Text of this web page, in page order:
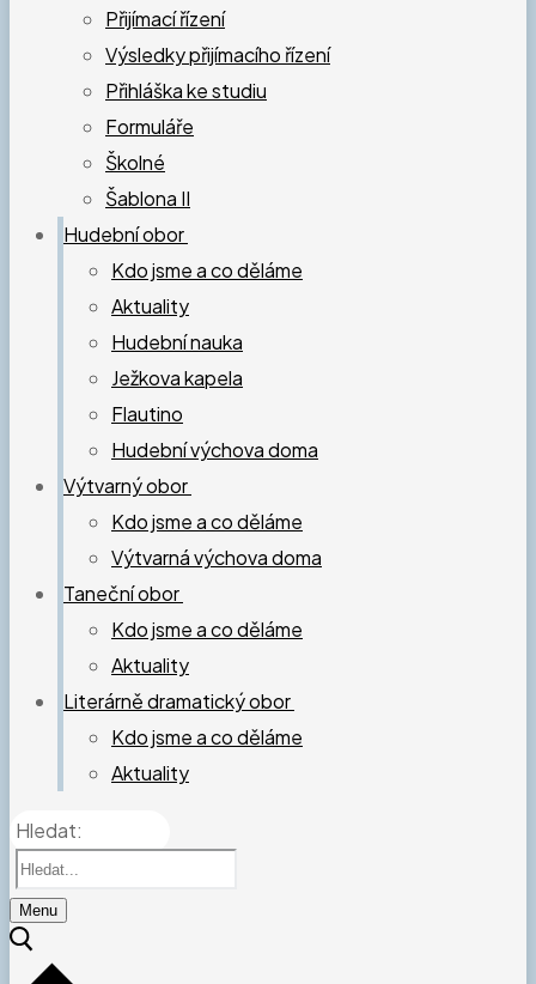
Přijímací řízení
Výsledky přijímacího řízení
Přihláška ke studiu
Formuláře
Školné
Šablona II
Hudební obor
Kdo jsme a co děláme
Aktuality
Hudební nauka
Ježkova kapela
Flautino
Hudební výchova doma
Výtvarný obor
Kdo jsme a co děláme
Výtvarná výchova doma
Taneční obor
Kdo jsme a co děláme
Aktuality
Literárně dramatický obor
Kdo jsme a co děláme
Aktuality
Hledat:
Menu